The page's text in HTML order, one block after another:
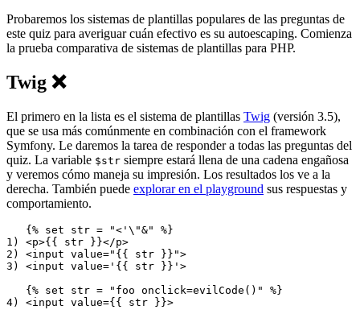
Probaremos los sistemas de plantillas populares de las preguntas de
este quiz para averiguar cuán efectivo es su autoescaping. Comienza
la prueba comparativa de sistemas de plantillas para PHP.
Twig ❌
El primero en la lista es el sistema de plantillas Twig (versión 3.5),
que se usa más comúnmente en combinación con el framework
Symfony. Le daremos la tarea de responder a todas las preguntas del
quiz. La variable $str siempre estará llena de una cadena engañosa
y veremos cómo maneja su impresión. Los resultados los ve a la
derecha. También puede explorar en el playground sus respuestas y
comportamiento.
   {% set str = "<'\"&" %}
1) <p>{{ str }}</p>
2) <input value="{{ str }}">
3) <input value='{{ str }}'>
   {% set str = "foo onclick=evilCode()" %}
4) <input value={{ str }}>